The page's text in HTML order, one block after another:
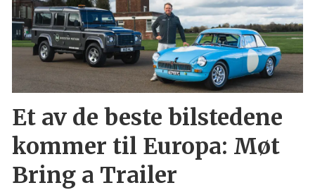
Et av de beste bilstedene
kommer til Europa: Møt
Bring a Trailer